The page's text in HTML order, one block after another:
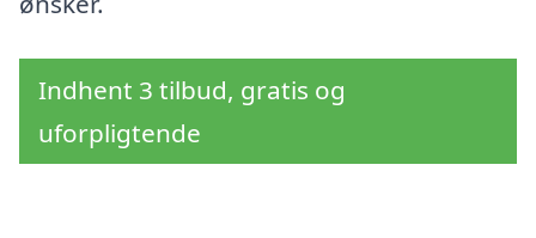
Indhent 3 tilbud, gratis og
uforpligtende